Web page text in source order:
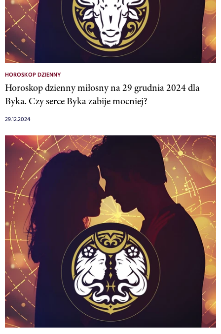
HOROSKOP DZIENNY
Horoskop dzienny miłosny na 29 grudnia 2024 dla
Byka. Czy serce Byka zabije mocniej?
29.12.2024